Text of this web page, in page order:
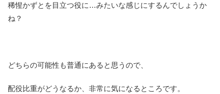
稀惺かずとを目立つ役に…みたいな感じにするんでしょうか
ね？
どちらの可能性も普通にあると思うので、
配役比重がどうなるか、非常に気になるところです。